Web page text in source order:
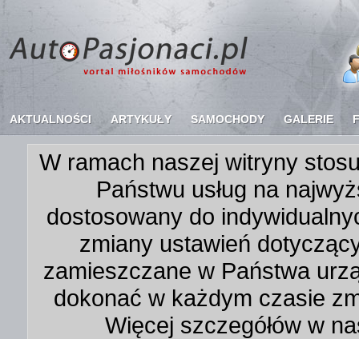
AKTUALNOŚCI ARTYKUŁY SAMOCHODY GALERIE
W ramach naszej witryny
Państwu usług na
dostosowany do
zmiany ustawień
zamieszczane w Państwa
dokonać w każdym czasie
Więcej szczegółów w